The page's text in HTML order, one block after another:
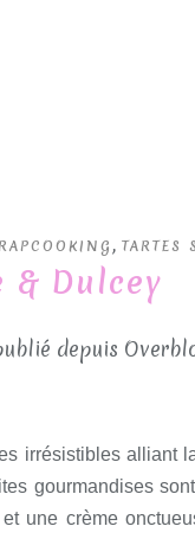
, TARTES
Dulcey
depuis
irrésistibles alliant
gourmandises
une crème